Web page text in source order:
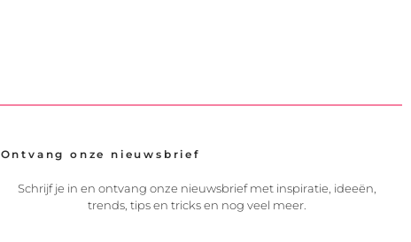
Ontvang onze nieuwsbrief
Schrijf je in en ontvang onze nieuwsbrief met inspiratie, ideeën,
trends, tips en tricks en nog veel meer.